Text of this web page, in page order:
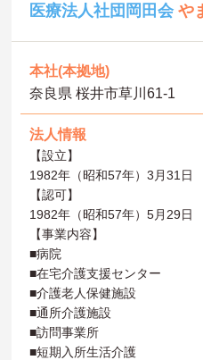
医療法人社団岡田会や
本社(本拠地)
奈良県 桜井市草川61‐1
法人情報
【設立】
1982年（昭和57年）3月31日
【認可】
1982年（昭和57年）5月29日
【事業内容】
■病院
■在宅介護支援センター
■介護老人保健施設
■通所介護施設
■訪問事業所
■短期入所生活介護